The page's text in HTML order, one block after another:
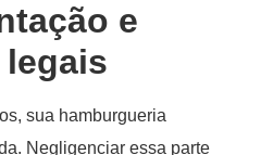
e
sua hamburgueria
Negligenciar essa parte